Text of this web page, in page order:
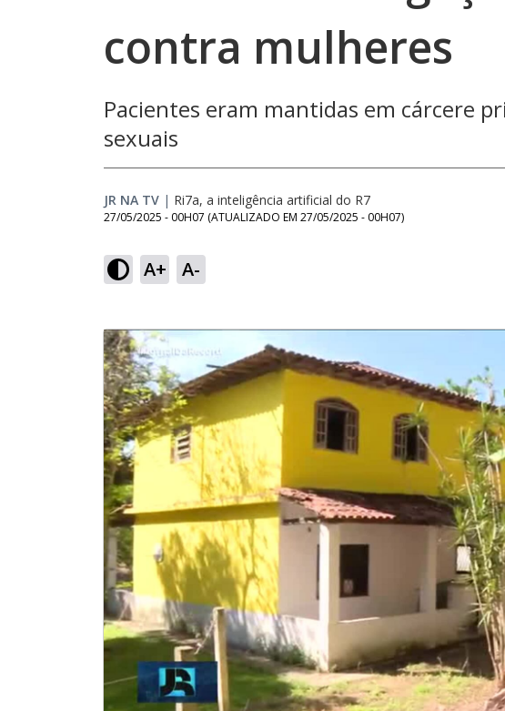
contra mulheres
Pacientes eram mantidas em cárcere
sexuais
JR NA TV | Ri7a, a inteligência artificial do R7
27/05/2025 - 00H07 (ATUALIZADO EM 27/05/2025 - 00H07)
A+ A-